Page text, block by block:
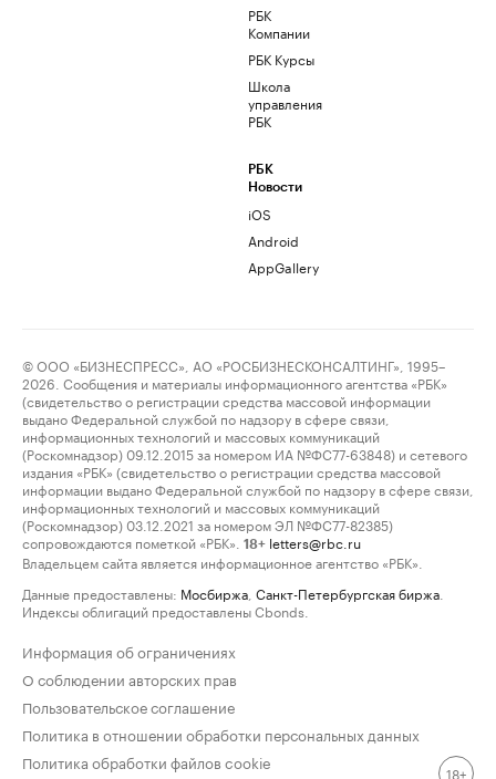
РБК
Компании
РБК Курсы
Школа
управления
РБК
РБК
Новости
iOS
Android
AppGallery
© ООО «БИЗНЕСПРЕСС», АО «РОСБИЗНЕСКОНСАЛТИНГ», 1995–
2026. Сообщения и материалы информационного агентства «РБК»
(свидетельство о регистрации средства массовой информации
выдано Федеральной службой по надзору в сфере связи,
информационных технологий и массовых коммуникаций
(Роскомнадзор) 09.12.2015 за номером ИА №ФС77-63848) и сетевого
издания «РБК» (свидетельство о регистрации средства массовой
информации выдано Федеральной службой по надзору в сфере связи,
информационных технологий и массовых коммуникаций
(Роскомнадзор) 03.12.2021 за номером ЭЛ №ФС77-82385)
сопровождаются пометкой «РБК».
18+ letters@rbc.ru
Владельцем сайта является информационное агентство «РБК».
Данные предоставлены: Мосбиржа Санкт-Петербургская биржа
Индексы облигаций предоставлены Cbonds.
Информация об ограничениях
О соблюдении авторских прав
Пользовательское соглашение
Политика в отношении обработки персональных данных
Политика обработки файлов cookie
18+